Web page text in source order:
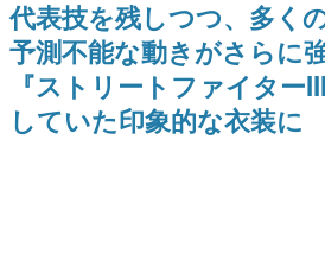
画です。
日本モバイルゲーム産
日本のモバイルゲーム史にお
ルを網羅するほか、開発者へ
解説を掲載。約20年の歴史が
代表技を残しつつ、多く
予測不能な動きがさらに
『ストリートファイター
していた印象的な衣装に